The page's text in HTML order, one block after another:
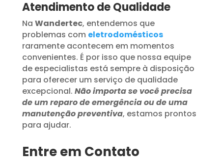
Atendimento de Qualidade
Na Wandertec, entendemos que
problemas com eletrodomésticos
raramente acontecem em momentos
convenientes. É por isso que nossa equipe
de especialistas está sempre à disposição
para oferecer um serviço de qualidade
excepcional. Não importa se você precisa
de um reparo de emergência ou de uma
manutenção preventiva, estamos prontos
para ajudar.
Entre em Contato